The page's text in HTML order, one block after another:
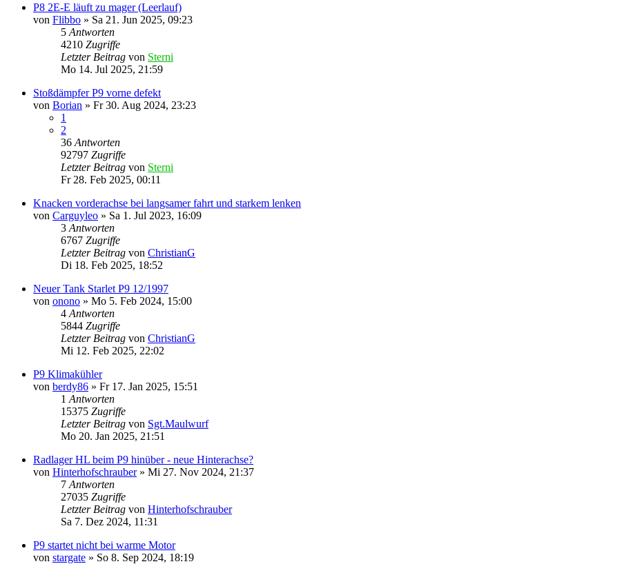
P8 2E-E läuft zu mager (Leerlauf)
von Flibbo » Sa 21. Jun 2025, 09:23
5 Antworten
4210 Zugriffe
Letzter Beitrag von Sterni
Mo 14. Jul 2025, 21:59
Stoßdämpfer P9 vorne defekt
von Borian » Fr 30. Aug 2024, 23:23
1
2
36 Antworten
92797 Zugriffe
Letzter Beitrag von Sterni
Fr 28. Feb 2025, 00:11
Knacken vorderachse bei langsamer fahrt und starkem lenken
von Carguyleo » Sa 1. Jul 2023, 16:09
3 Antworten
6767 Zugriffe
Letzter Beitrag von ChristianG
Di 18. Feb 2025, 18:52
Neuer Tank Starlet P9 12/1997
von onono » Mo 5. Feb 2024, 15:00
4 Antworten
5844 Zugriffe
Letzter Beitrag von ChristianG
Mi 12. Feb 2025, 22:02
P9 Klimakühler
von berdy86 » Fr 17. Jan 2025, 15:51
1 Antworten
15375 Zugriffe
Letzter Beitrag von Sgt.Maulwurf
Mo 20. Jan 2025, 21:51
Radlager HL beim P9 hinüber - neue Hinterachse?
von Hinterhofschrauber» Mi 27. Nov 2024, 21:37
7 Antworten
27035 Zugriffe
Letzter Beitrag von Hinterhofschrauber
Sa 7. Dez 2024, 11:31
P9 startet nicht bei warme Motor
von stargate » So 8. Sep 2024, 18:19